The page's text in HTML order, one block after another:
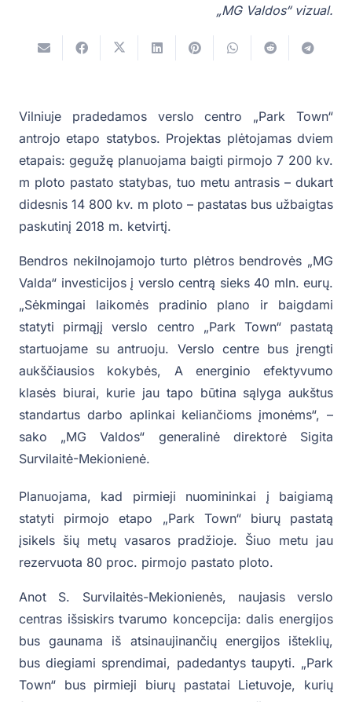
„MG Valdos“ vizual.
Vilniuje pradedamos verslo centro „Park Town“
antrojo etapo statybos. Projektas plėtojamas dviem
etapais: gegužę planuojama baigti pirmojo 7 200 kv.
m ploto pastato statybas, tuo metu antrasis – dukart
didesnis 14 800 kv. m ploto – pastatas bus užbaigtas
paskutinį 2018 m. ketvirtį.
Bendros nekilnojamojo turto plėtros bendrovės „MG
Valda“ investicijos į verslo centrą sieks 40 mln. eurų.
„Sėkmingai laikomės pradinio plano ir baigdami
statyti pirmąjį verslo centro „Park Town“ pastatą
startuojame su antruoju. Verslo centre bus įrengti
aukščiausios kokybės, A energinio efektyvumo
klasės biurai, kurie jau tapo būtina sąlyga aukštus
standartus darbo aplinkai keliančioms įmonėms“, –
sako „MG Valdos“ generalinė direktorė Sigita
Survilaitė-Mekionienė.
Planuojama, kad pirmieji nuomininkai į baigiamą
statyti pirmojo etapo „Park Town“ biurų pastatą
įsikels šių metų vasaros pradžioje. Šiuo metu jau
rezervuota 80 proc. pirmojo pastato ploto.
Anot S. Survilaitės-Mekionienės, naujasis verslo
centras išsiskirs tvarumo koncepcija: dalis energijos
bus gaunama iš atsinaujinančių energijos išteklių,
bus diegiami sprendimai, padedantys taupyti. „Park
Town“ bus pirmieji biurų pastatai Lietuvoje, kurių